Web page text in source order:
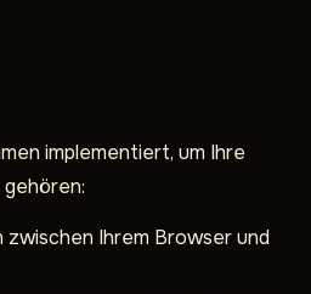
implementiert, um Ihre
Ihrem Browser und